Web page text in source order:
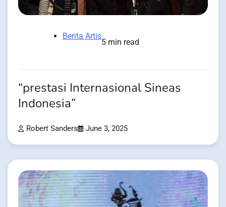
Berita Artis
5 min read
“prestasi Internasional Sineas
Indonesia”
Robert Sanders June 3, 2025